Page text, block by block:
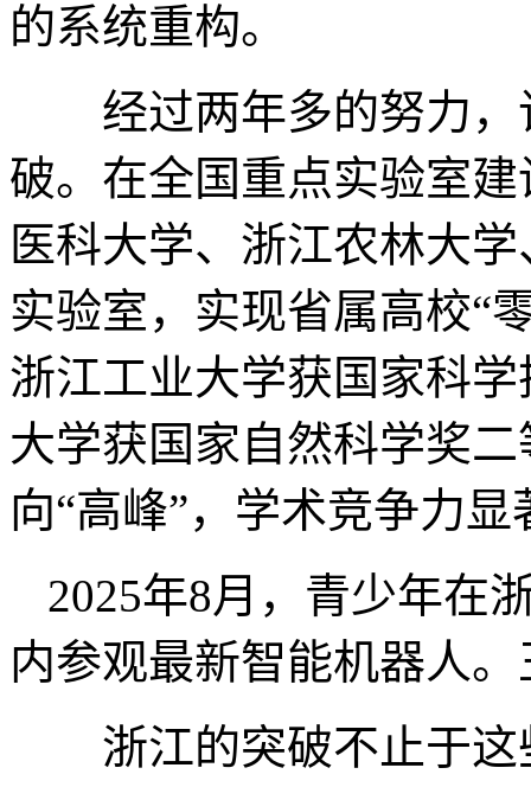
的系统重构。
经过两年多的努力，
破。在全国重点实验室
医科大学、浙江农林大
实验室，实现省属高校“
浙江工业大学获国家科
大学获国家自然科学奖
向“高峰”，学术竞争力显
2025年8月，青少年在
内参观最新智能机器人。
浙江的突破不止于这